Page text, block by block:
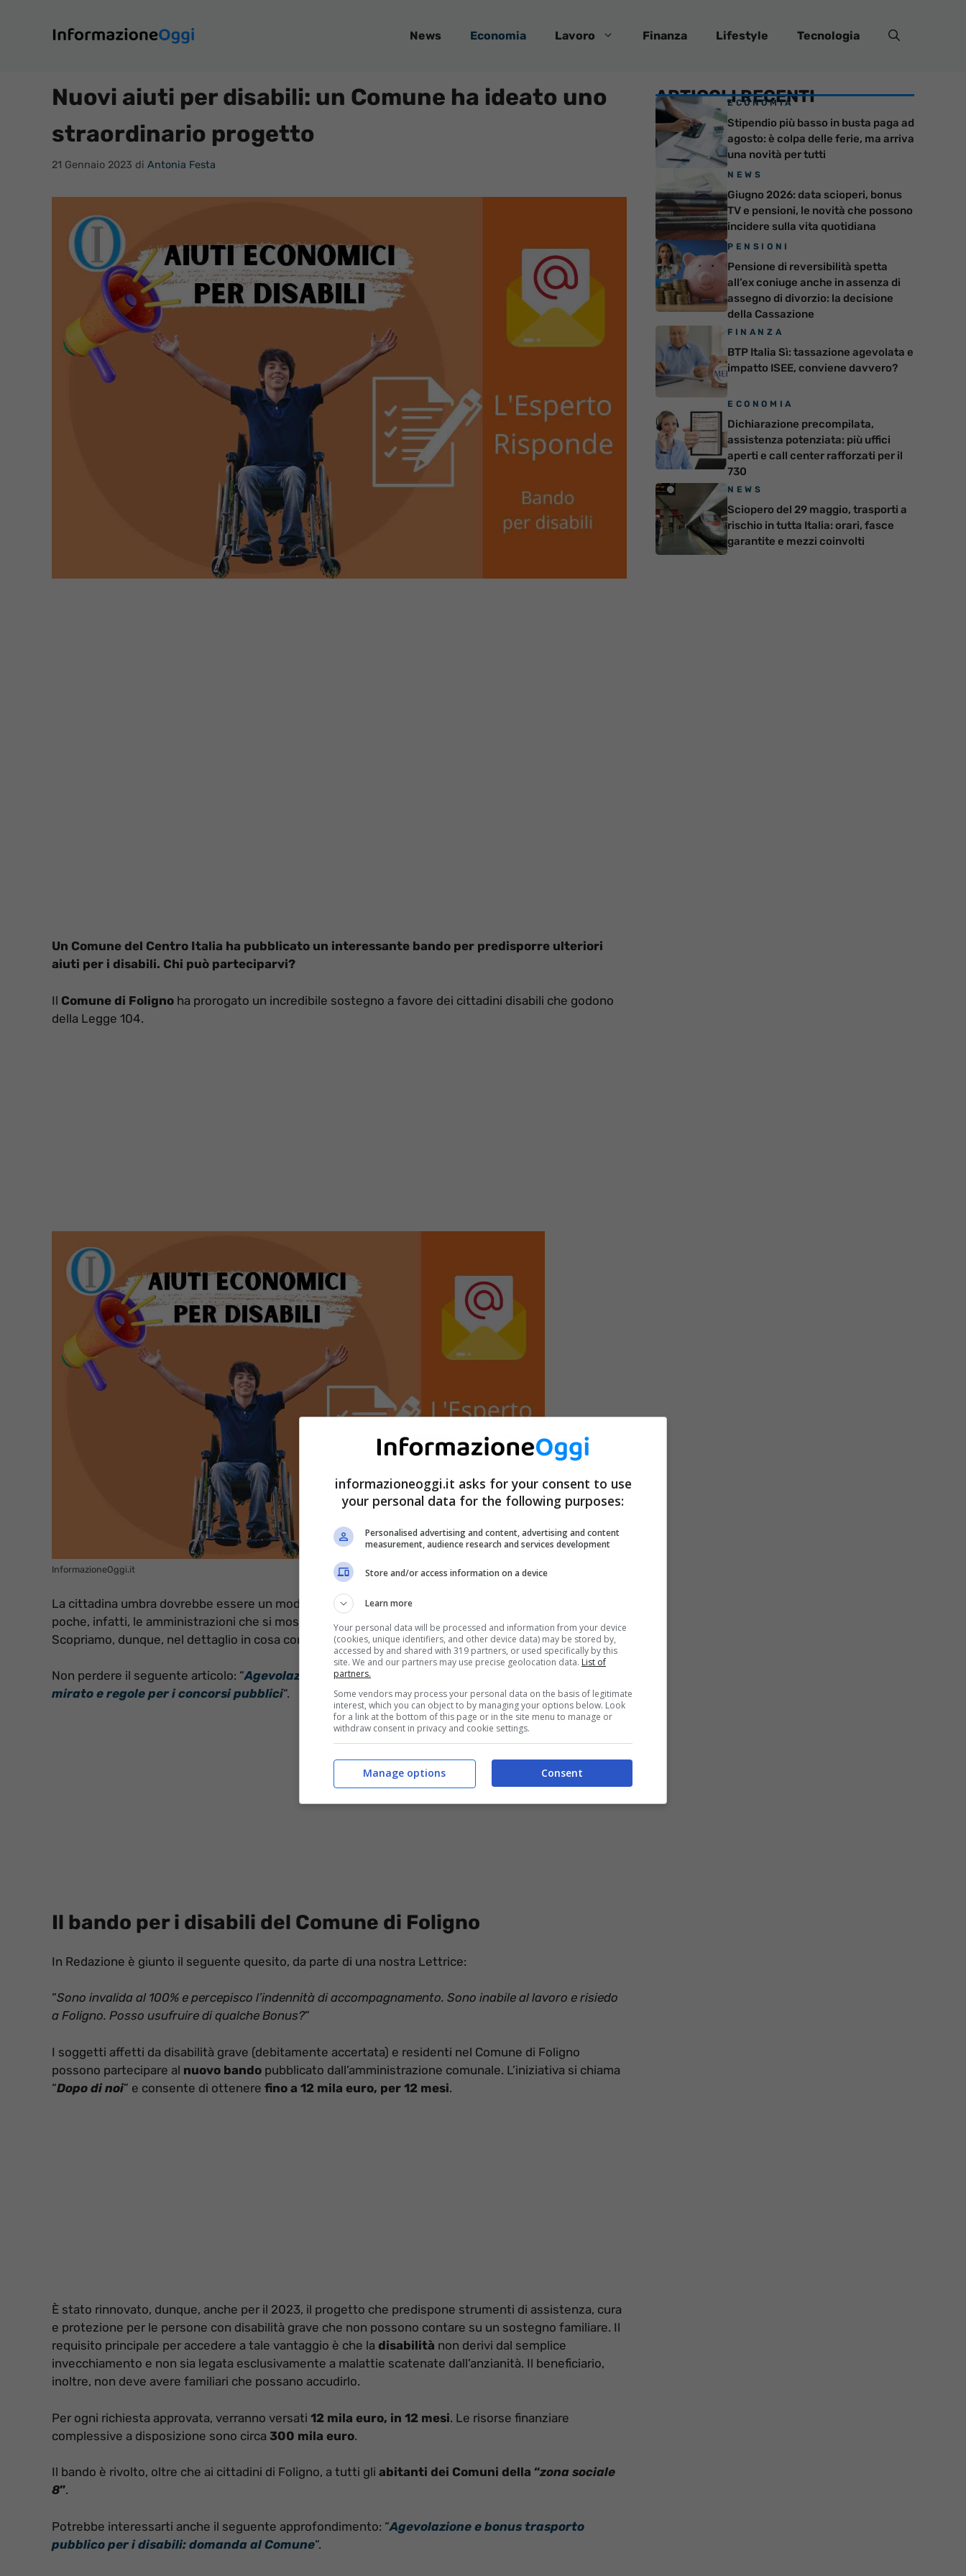
contenuto
News Economia Lavoro Finanza Lifestyle Tecnologia
Nuovi aiuti per disabili: un Comune ha ideato uno
straordinario progetto
21 Gennaio 2023 di Antonia Festa
Un Comune del Centro Italia ha pubblicato un interessante bando per predisporre ulteriori
aiuti per i disabili. Chi può parteciparvi?
Il Comune di Foligno ha prorogato un incredibile sostegno a favore dei cittadini disabili che godono
della Legge 104.
InformazioneOggi.it
La cittadina umbra dovrebbe essere un modello da seguire, per tutti gli altri Comuni italiani. Sono
poche, infatti, le amministrazioni che si mostrano così attente alle necessità dei meno fortunati.
Scopriamo, dunque, nel dettaglio in cosa consiste l’iniziativa.
Non perdere il seguente articolo: “Agevolazioni per persone con disabilità: liste di collocamento
mirato e regole per i concorsi pubblici“.
Il bando per i disabili del Comune di Foligno
In Redazione è giunto il seguente quesito, da parte di una nostra Lettrice:
“Sono invalida al 100% e percepisco l’indennità di accompagnamento. Sono inabile al lavoro e risiedo
a Foligno. Posso usufruire di qualche Bonus?”
I soggetti affetti da disabilità grave (debitamente accertata) e residenti nel Comune di Foligno
possono partecipare al nuovo bando pubblicato dall’amministrazione comunale. L’iniziativa si chiama
“Dopo di noi” e consente di ottenere fino a 12 mila euro, per 12 mesi.
È stato rinnovato, dunque, anche per il 2023, il progetto che predispone strumenti di assistenza, cura
e protezione per le persone con disabilità grave che non possono contare su un sostegno familiare. Il
requisito principale per accedere a tale vantaggio è che la disabilità non derivi dal semplice
invecchiamento e non sia legata esclusivamente a malattie scatenate dall’anzianità. Il beneficiario,
inoltre, non deve avere familiari che possano accudirlo.
Per ogni richiesta approvata, verranno versati 12 mila euro, in 12 mesi. Le risorse finanziare
complessive a disposizione sono circa 300 mila euro.
Il bando è rivolto, oltre che ai cittadini di Foligno, a tutti gli abitanti dei Comuni della “zona sociale
8”.
Potrebbe interessarti anche il seguente approfondimento: “Agevolazione e bonus trasporto
pubblico per i disabili: domanda al Comune“.
ARTICOLI RECENTI
ECONOMIA
Stipendio più basso in busta paga ad
agosto: è colpa delle ferie, ma arriva
una novità per tutti
NEWS
Giugno 2026: data scioperi, bonus
TV e pensioni, le novità che possono
incidere sulla vita quotidiana
PENSIONI
Pensione di reversibilità spetta
all’ex coniuge anche in assenza di
assegno di divorzio: la decisione
della Cassazione
FINANZA
BTP Italia Sì: tassazione agevolata e
impatto ISEE, conviene davvero?
ECONOMIA
Dichiarazione precompilata,
assistenza potenziata: più uffici
aperti e call center rafforzati per il
730
NEWS
Sciopero del 29 maggio, trasporti a
rischio in tutta Italia: orari, fasce
garantite e mezzi coinvolti
informazioneoggi.it asks for your consent to use
your personal data for the following purposes:
Personalised advertising and content, advertising and content
measurement, audience research and services development
Store and/or access information on a device
Learn more
Your personal data will be processed and information from your device
(cookies, unique identifiers, and other device data) may be stored by,
accessed by and shared with 319 partners, or used specifically by this
site. We and our partners may use precise geolocation data. List of
partners.
Some vendors may process your personal data on the basis of legitimate
interest, which you can object to by managing your options below. Look
for a link at the bottom of this page or in the site menu to manage or
withdraw consent in privacy and cookie settings.
Consent
Manage options